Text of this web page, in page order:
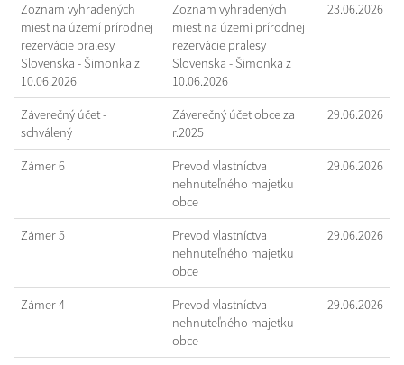
Zoznam vyhradených
miest na území prírodnej
rezervácie pralesy
Slovenska - Šimonka z
10.06.2026
Zoznam vyhradených
miest na území prírodnej
rezervácie pralesy
Slovenska - Šimonka z
10.06.2026
23.06.2026
Záverečný účet -
schválený
Záverečný účet obce za
r.2025
29.06.2026
Zámer 6
Prevod vlastníctva
nehnuteľného majetku
obce
29.06.2026
Zámer 5
Prevod vlastníctva
nehnuteľného majetku
obce
29.06.2026
Zámer 4
Prevod vlastníctva
nehnuteľného majetku
obce
29.06.2026